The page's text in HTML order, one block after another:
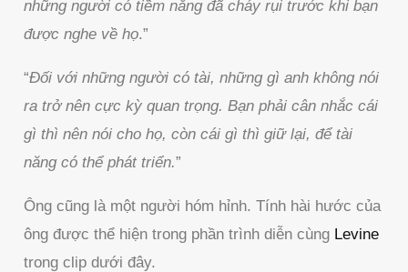
những người có tiềm năng đã cháy rụi trước khi bạn
được nghe về họ.”
“Đối với những người có tài, những gì anh không nói
ra trở nên cực kỳ quan trọng. Bạn phải cân nhắc cái
gì thì nên nói cho họ, còn cái gì thì giữ lại, để tài
năng có thể phát triển.”
Ông cũng là một người hóm hỉnh. Tính hài hước của
ông được thể hiện trong phần trình diễn cùng Levine
trong clip dưới đây.